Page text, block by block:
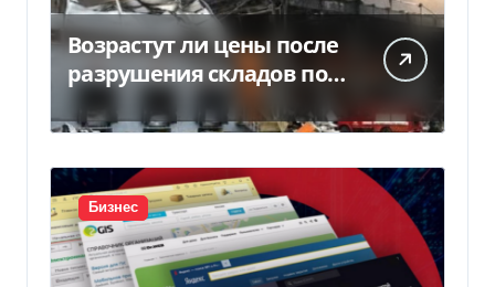
Возрастут ли цены после
разрушения складов под
Бизнес